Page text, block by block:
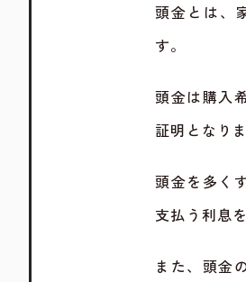
頭金とは、
す。
頭金は購入
証明となりま
頭金を多く
支払う利息
また、頭金